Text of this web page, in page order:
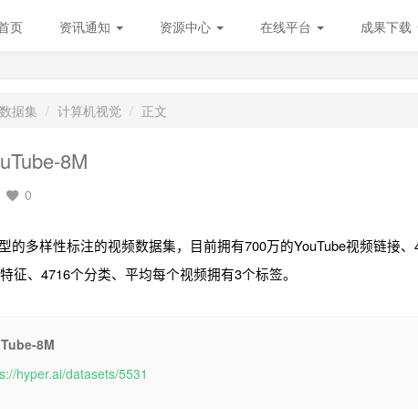
页 资讯通知 资源中心 在线平台 成果下载
数据集 计算机视觉 正文
8M
0
的多样性标注的视频数据集，目前拥有700万的YouTube视频链接
征、4716个分类、平均每个视频拥有3个标签。
8M
hyper.ai/datasets/5531